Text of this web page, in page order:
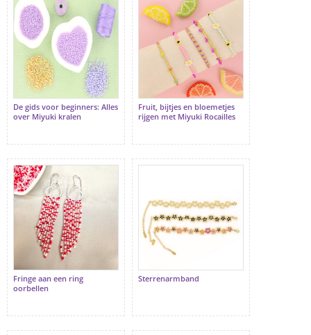
De gids voor beginners: Alles
over Miyuki kralen
Fruit, bijtjes en bloemetjes
rijgen met Miyuki Rocailles
Fringe aan een ring
oorbellen
Sterrenarmband